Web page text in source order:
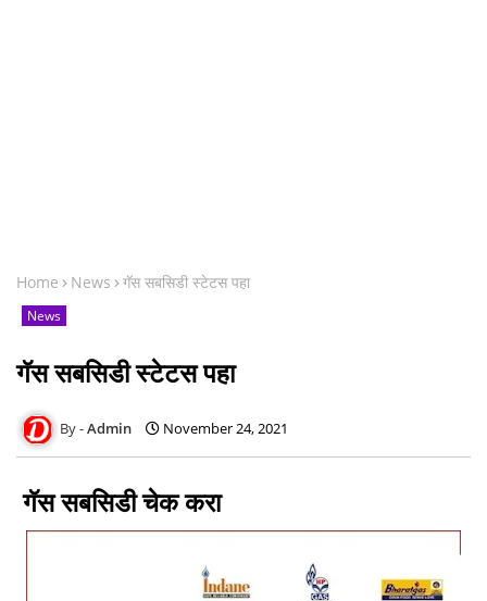
Home News गॅस सबसिडी स्टेटस पहा
News
गॅस सबसिडी स्टेटस पहा
Admin November 24, 2021
गॅस सबसिडी चेक करा